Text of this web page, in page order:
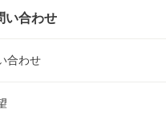
い合わせ
合わせ